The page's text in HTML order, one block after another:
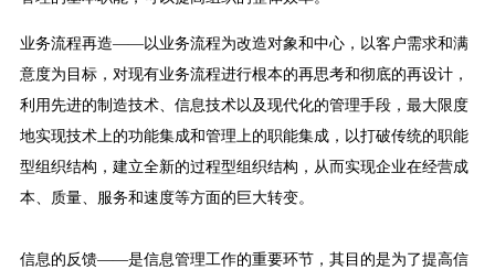
业务流程再造——以业务流程为改造对象和中心，以客户需求和满
意度为目标，对现有业务流程进行根本的再思考和彻底的再设计，
利用先进的制造技术、信息技术以及现代化的管理手段，最大限度
地实现技术上的功能集成和管理上的职能集成，以打破传统的职能
型组织结构，建立全新的过程型组织结构，从而实现企业在经营成
本、质量、服务和速度等方面的巨大转变。
信息的反馈——是信息管理工作的重要环节，其目的是为了提高信